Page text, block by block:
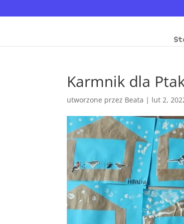
Karmnik dla
utworzone przez Beata | lut 2,